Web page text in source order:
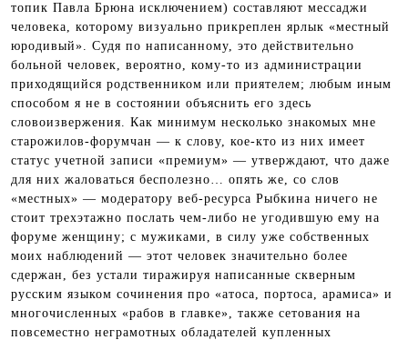
топик Павла Брюна исключением) составляют мессаджи
человека, которому визуально прикреплен ярлык «местный
юродивый». Судя по написанному, это действительно
больной человек, вероятно, кому-то из администрации
приходящийся родственником или приятелем; любым иным
способом я не в состоянии объяснить его здесь
словоизвержения. Как минимум несколько знакомых мне
старожилов-форумчан — к слову, кое-кто из них имеет
статус учетной записи «премиум» — утверждают, что даже
для них жаловаться бесполезно… опять же, со слов
«местных» — модератору веб-ресурса Рыбкина ничего не
стоит трехэтажно послать чем-либо не угодившую ему на
форуме женщину; с мужиками, в силу уже собственных
моих наблюдений — этот человек значительно более
сдержан, без устали тиражируя написанные скверным
русским языком сочинения про «атоса, портоса, арамиса» и
многочисленных «рабов в главке», также сетования на
повсеместно неграмотных обладателей купленных